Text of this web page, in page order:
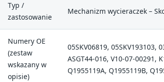
Typ /
zastosowanie
Mechanizm wycieraczek –
Numery OE
(zestaw
wskazany w
opisie)
05SKV06819, 05SKV193103,
ASGT44-016, V10-07-00291,
Q1955119A, Q1955119B,